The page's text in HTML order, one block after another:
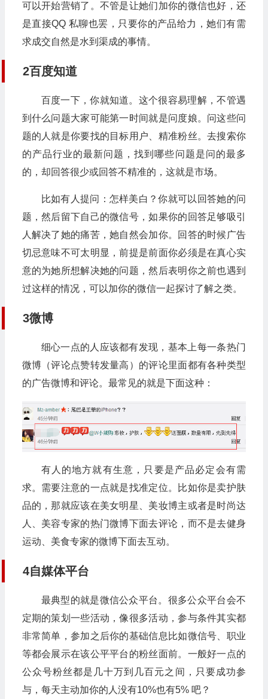
可以开始营销了。不管是让她们加你的微信也好，还
是直接QQ 私聊也罢，只要你的产品给力，她们有需
求成交自然是水到渠成的事情。
2百度知道
百度一下，你就知道。这个很容易理解，不管遇
到什么问题大家可能第一时间就是问度娘。问这些问
题的人就是你要找的目标用户、精准粉丝。去搜索你
的产品行业的最新问题，找到哪些问题是问的最多
的，却回答很少或回答不精准的，这就是市场。
比如有人提问：怎样美白？你就可以回答她的问
题，然后留下自己的微信号，如果你的回答足够吸引
人解决了她的痛苦，她自然会加你。回答的时候广告
切忌意味不可太明显，前提是前面你必须是在真心实
意的为她所想解决她的问题，然后表明你之前也遇到
过这样的情况，可以加你的微信一起探讨了解之类。
3微博
细心一点的人应该都有发现，基本上每一条热门
微博（评论点赞转发量高）的评论里面都有各种类型
的广告微博和评论。最常见的就是下面这种：
有人的地方就有生意，只要是产品必定会有需
求。需要注意的一点就是找准定位。比如你是卖护肤
品的，那就应该在美女明星、美妆博主或者是时尚达
人、美容专家的热门微博下面去评论，而不是去健身
运动、美食专家的微博下面去互动。
4自媒体平台
最典型的就是微信公众平台。很多公众平台会不
定期的策划一些活动，像很多活动，参与条件其实都
非常简单，参加之后你的基础信息比如微信号、职业
等都会展示在该公平平台的粉丝面前。一般好一点的
公众号粉丝都是几十万到几百元之间，只要成功参
与，每天主动加你的人没有10%也有5% 吧？